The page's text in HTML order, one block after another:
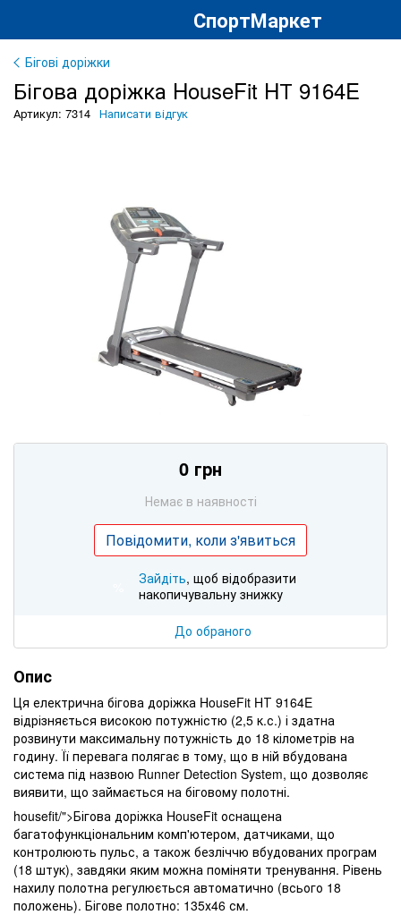
СпортМаркет
Бігові доріжки
Бігова доріжка HouseFit HТ 9164E
Артикул: 7314 Написати відгук
0 грн
Немає в наявності
Повідомити, коли з'явиться
Зайдіть, щоб відобразити
накопичувальну знижку
До обраного
Опис
Ця електрична бігова доріжка HouseFit HТ 9164E
відрізняється високою потужністю (2,5 к.с.) і здатна
розвинути максимальну потужність до 18 кілометрів на
годину. Її перевага полягає в тому, що в ній вбудована
система під назвою Runner Detection System, що дозволяє
виявити, що займається на біговому полотні.
housefit/">Бігова доріжка HouseFit оснащена
багатофункціональним комп'ютером, датчиками, що
контролюють пульс, а також безліччю вбудованих програм
(18 штук), завдяки яким можна поміняти тренування. Рівень
нахилу полотна регулюється автоматично (всього 18
положень). Бігове полотно: 135х46 см.